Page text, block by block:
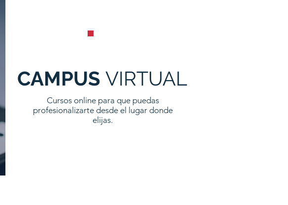
CAMPUS VIRTUAL
Cursos online para que puedas
profesionalizarte desde el lugar donde
elijas.